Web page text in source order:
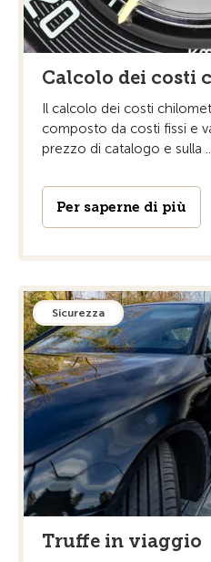
Calcolo dei costi
Il calcolo dei costi
composto da costi fissi e
prezzo di catalogo e sulla
Per saperne di più
Sicurezza
Truffe in viaggio